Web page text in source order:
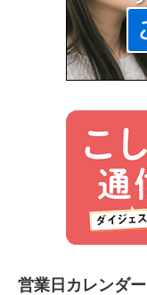
営業日カレンダー